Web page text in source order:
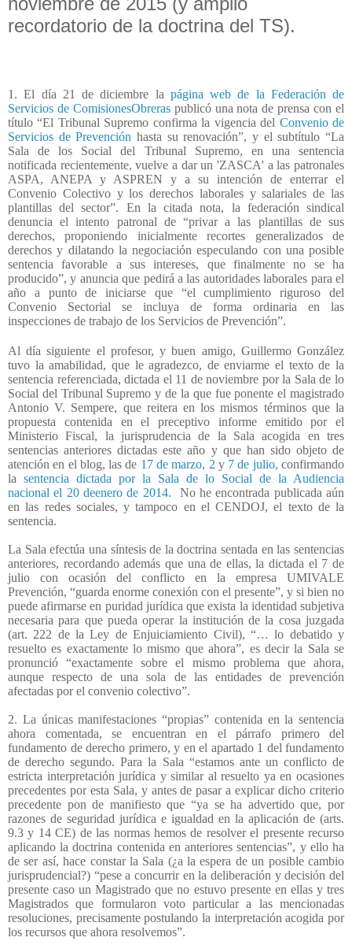
recordatorio de la doctrina del TS).
1. El día 21 de diciembre la página web de la Federación de
Servicios de ComisionesObreraspublicó una nota de prensa con el
título “El Tribunal Supremo confirma la vigencia del Convenio de
Servicios de Prevención hasta su renovación”, y el subtítulo “La
Sala de los Social del Tribunal Supremo, en una sentencia
notificada recientemente, vuelve a dar un 'ZASCA' a las patronales
ASPA, ANEPA y ASPREN y a su intención de enterrar el
Convenio Colectivo y los derechos laborales y salariales de las
plantillas del sector”. En la citada nota, la federación sindical
denuncia el intento patronal de “privar a las plantillas de sus
derechos, proponiendo inicialmente recortes generalizados de
derechos y dilatando la negociación especulando con una posible
sentencia favorable a sus intereses, que finalmente no se ha
producido”, y anuncia que pedirá a las autoridades laborales para el
año a punto de iniciarse que “el cumplimiento riguroso del
Convenio Sectorial se incluya de forma ordinaria en las
inspecciones de trabajo de los Servicios de Prevención”.
Al día siguiente el profesor, y buen amigo, Guillermo González
tuvo la amabilidad, que le agradezco, de enviarme el texto de la
sentencia referenciada, dictada el 11 de noviembre por la Sala de lo
Social del Tribunal Supremo y de la que fue ponente el magistrado
Antonio V. Sempere, que reitera en los mismos términos que la
propuesta contenida en el preceptivo informe emitido por el
Ministerio Fiscal, la jurisprudencia de la Sala acogida en tres
sentencias anteriores dictadas este año y que han sido objeto de
atención en el blog, las de 17 de marzo, 2 y 7 de julio, confirmando
la sentencia dictada por la Sala de lo Social de la Audiencia
nacional el 20 deenero de 2014.
No he encontrada publicada aún
en las redes sociales, y tampoco en el CENDOJ, el texto de la
sentencia.
La Sala efectúa una síntesis de la doctrina sentada en las sentencias
anteriores, recordando además que una de ellas, la dictada el 7 de
julio con ocasión del conflicto en la empresa UMIVALE
Prevención, “guarda enorme conexión con el presente”, y si bien no
puede afirmarse en puridad jurídica que exista la identidad subjetiva
necesaria para que pueda operar la institución de la cosa juzgada
(art. 222 de la Ley de Enjuiciamiento Civil), “… lo debatido y
resuelto es exactamente lo mismo que ahora”, es decir la Sala se
pronunció “exactamente sobre el mismo problema que ahora,
aunque respecto de una sola de las entidades de prevención
afectadas por el convenio colectivo”.
2. La únicas manifestaciones “propias” contenida en la sentencia
ahora comentada, se encuentran en el párrafo primero del
fundamento de derecho primero, y en el apartado 1 del fundamento
de derecho segundo. Para la Sala “estamos ante un conflicto de
estricta interpretación jurídica y similar al resuelto ya en ocasiones
precedentes por esta Sala, y antes de pasar a explicar dicho criterio
precedente pon de manifiesto que “ya se ha advertido que, por
razones de seguridad jurídica e igualdad en la aplicación de (arts.
9.3 y 14 CE) de las normas hemos de resolver el presente recurso
aplicando la doctrina contenida en anteriores sentencias”, y ello ha
de ser así, hace constar la Sala (¿a la espera de un posible cambio
jurisprudencial?) “pese a concurrir en la deliberación y decisión del
presente caso un Magistrado que no estuvo presente en ellas y tres
Magistrados que formularon voto particular a las mencionadas
resoluciones, precisamente postulando la interpretación acogida por
los recursos que ahora resolvemos”.